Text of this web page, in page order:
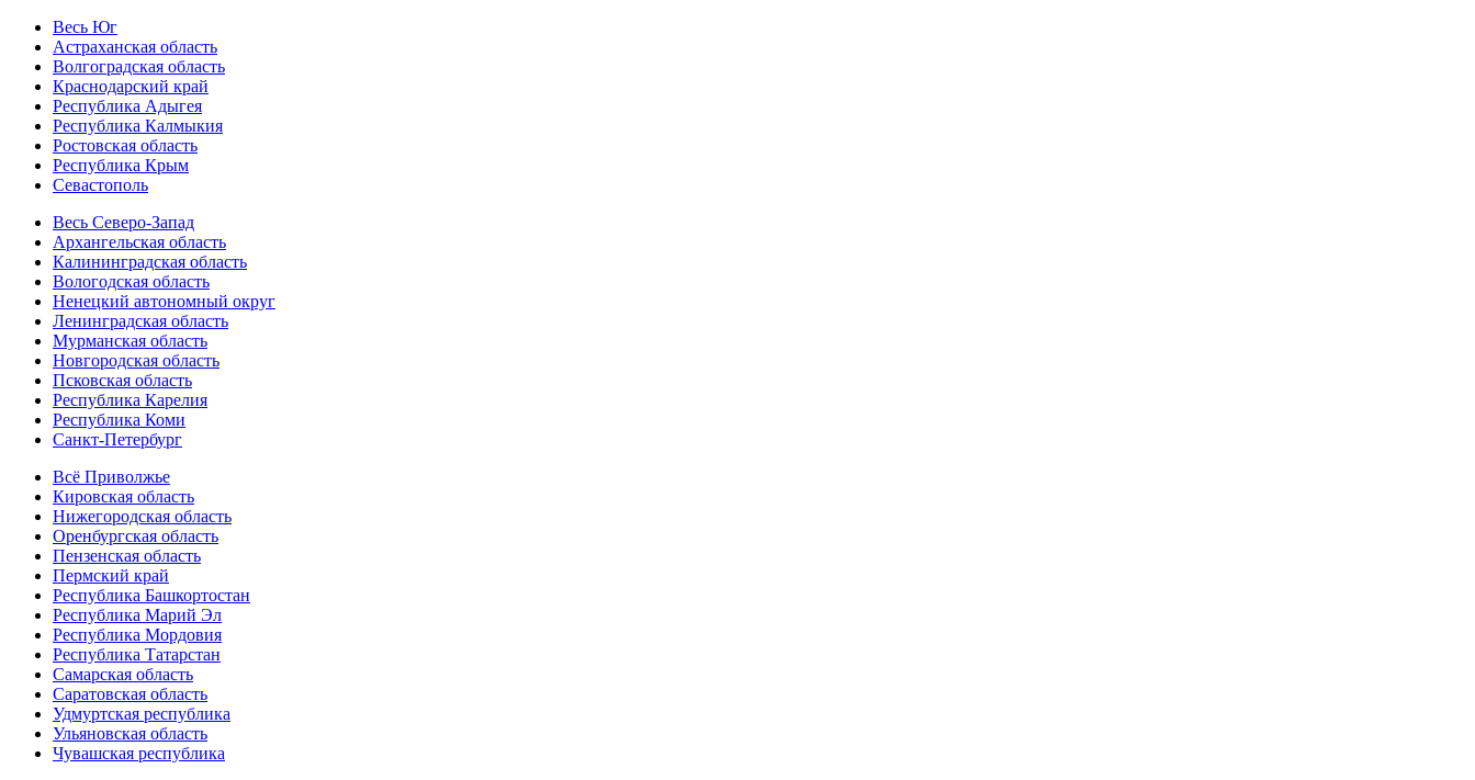
Весь Юг
Астраханская область
Волгоградская область
Краснодарский край
Республика Адыгея
Республика Калмыкия
Ростовская область
Республика Крым
Севастополь
Весь Северо-Запад
Архангельская область
Калининградская область
Вологодская область
Ненецкий автономный округ
Ленинградская область
Мурманская область
Новгородская область
Псковская область
Республика Карелия
Республика Коми
Санкт-Петербург
Всё Приволжье
Кировская область
Нижегородская область
Оренбургская область
Пензенская область
Пермский край
Республика Башкортостан
Республика Марий Эл
Республика Мордовия
Республика Татарстан
Самарская область
Саратовская область
Удмуртская республика
Ульяновская область
Чувашская республика